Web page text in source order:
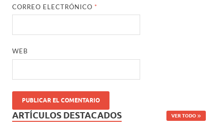
CORREO ELECTRÓNICO *
WEB
ARTÍCULOS DESTACADOS VER TODO